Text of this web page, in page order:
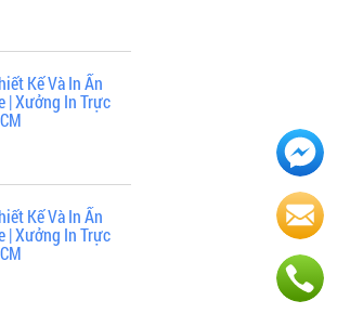
Kế Và In Ấn
| Xưởng In Trực
Kế Và In Ấn
| Xưởng In Trực